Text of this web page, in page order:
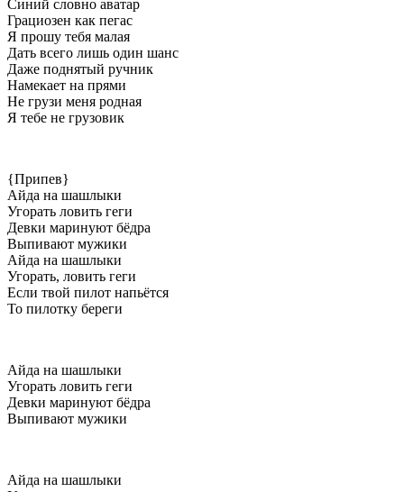
Синий словно аватар
Грациозен как пегас
Я прошу тебя малая
Дать всего лишь один шанс
Даже поднятый ручник
Намекает на прями
Не грузи меня родная
Я тебе не грузовик
{Припев}
Айда на шашлыки
Угорать ловить геги
Девки маринуют бёдра
Выпивают мужики
Айда на шашлыки
Угорать, ловить геги
Если твой пилот напьётся
То пилотку береги
Айда на шашлыки
Угорать ловить геги
Девки маринуют бёдра
Выпивают мужики
Айда на шашлыки